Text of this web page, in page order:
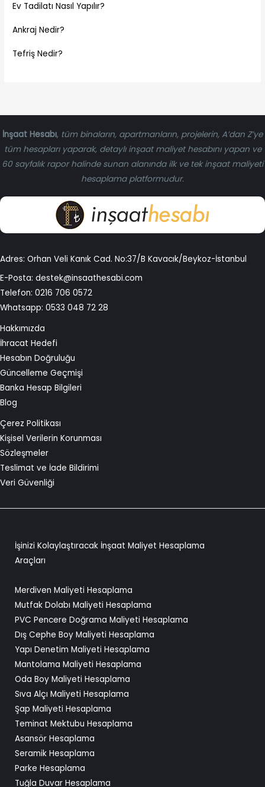
Ev Tadilatı Nasıl Yapılır?
Ankraj Nedir?
Tefriş Nedir?
İnşaat Hesabı, tüm binaların, apartmanların, projelerin, A’dan Z’ye
tüm hesapları yaparak, detaylı inşaat maliyet hesabını yapan ve
60 sayfalık rapor halinde sunan alanında ilk ve tek inşaat maliyeti
hesaplama platformudur.
Adres: Orhan Veli Kanık Cad. No:37/B Kavacık/Beykoz-İstanbul
E-Posta: destek@insaathesabi.com
Telefon: 0216 706 0572
Whatsapp: 0533 048 72 28
Hakkımızda
İhracat Hedefi
Hesabın Doğruluğu
Güncelleme Geçmişi
Banka Hesap Bilgileri
Blog
Çerez Politikası
Kişisel Verilerin Korunması
Sözleşmeler
Teslimat ve İade Bildirimi
Veri Güvenliği
İşinizi Kolaylaştıracak İnşaat Maliyet Hesaplama
Araçları
Merdiven Maliyeti Hesaplama
Mutfak Dolabı Maliyeti Hesaplama
PVC Pencere Doğrama Maliyeti Hesaplama
Dış Cephe Boy Maliyeti Hesaplama
Yapı Denetim Maliyeti Hesaplama
Mantolama Maliyeti Hesaplama
Oda Boy Maliyeti Hesaplama
Sıva Alçı Maliyeti Hesaplama
Şap Maliyeti Hesaplama
Teminat Mektubu Hesaplama
Asansör Hesaplama
Seramik Hesaplama
Parke Hesaplama
Tuğla Duvar Hesaplama